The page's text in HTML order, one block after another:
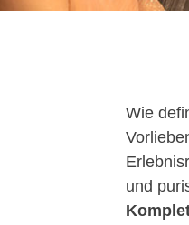
Wie
und